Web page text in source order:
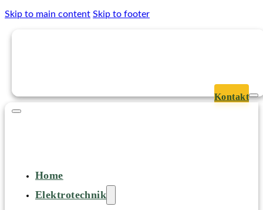
Skip to main content Skip to footer
Kontakt
Home
Elektrotechnik